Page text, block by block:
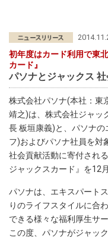
初年度はカード利用で東
カード』
パソナとジャックス
株式会社パソナ(本社：東
靖之)は、株式会社ジャッ
長 板垣康義)と、パソナ
フ)およびパソナ社員を対
社会貢献活動に寄付され
ジャックスカード』を12
パソナは、エキスパート
りのライフスタイルに合
できる様々な福利厚生サ
この度、パソナがジャッ